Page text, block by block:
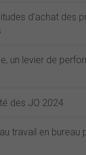
d'achat des
un levier de
des JO 2024
travail en bureau